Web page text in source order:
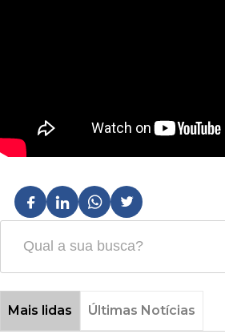
Mais lidas Últimas Notícias